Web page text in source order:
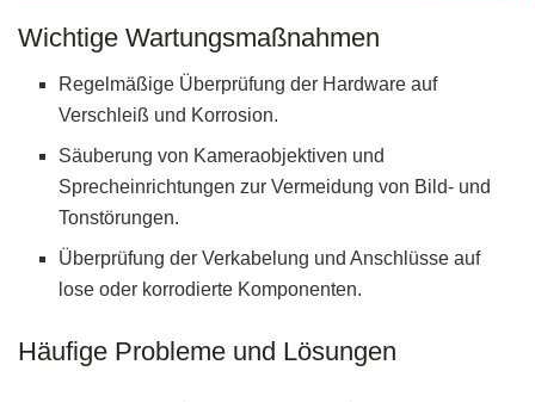
Wichtige Wartungsmaßnahmen
Regelmäßige Überprüfung der Hardware auf
Verschleiß und Korrosion.
Säuberung von Kameraobjektiven und
Sprecheinrichtungen zur Vermeidung von Bild- und
Tonstörungen.
Überprüfung der Verkabelung und Anschlüsse auf
lose oder korrodierte Komponenten.
Häufige Probleme und Lösungen